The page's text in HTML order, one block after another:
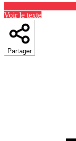
Voir le texte
Partager